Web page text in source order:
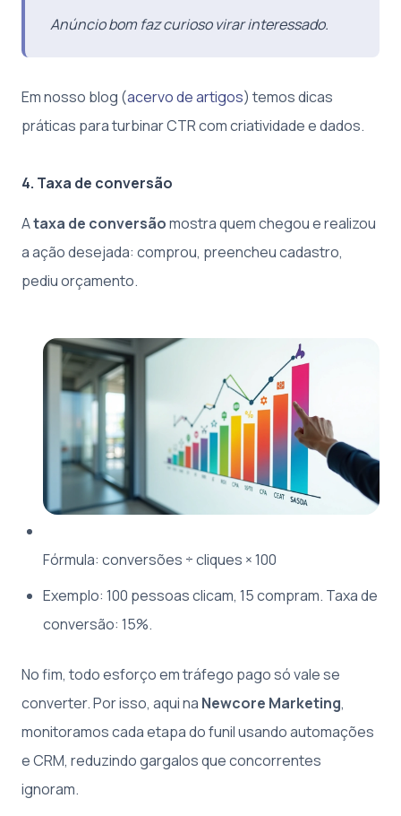
Anúncio bom faz curioso virar interessado.
Em nosso blog (acervo de artigos) temos dicas
práticas para turbinar CTR com criatividade e dados.
4. Taxa de conversão
Ataxa de conversãomostra quem chegou e realizou
a ação desejada: comprou, preencheu cadastro,
pediu orçamento.
Fórmula: conversões ÷ cliques × 100
Exemplo: 100 pessoas clicam, 15 compram. Taxa de
conversão: 15%.
No fim, todo esforço em tráfego pago só vale se
converter. Por isso, aqui na Newcore Marketing,
monitoramos cada etapa do funil usando automações
e CRM, reduzindo gargalos que concorrentes
ignoram.